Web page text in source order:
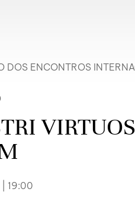
DOS ENCONTROS
| 19:00